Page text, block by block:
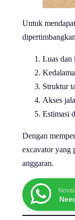
Untuk
Luas dan
Struktur
Akses
Estimasi
Dengan
excavator yang
anggaran.